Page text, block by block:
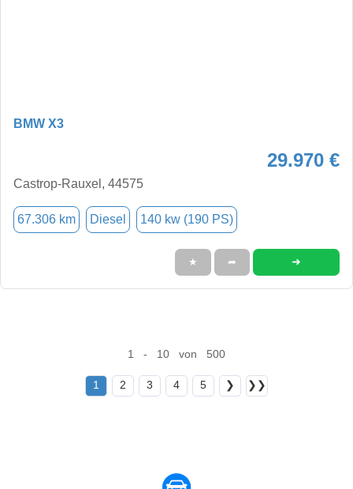
BMW X3
29.970 €
Castrop-Rauxel, 44575
67.306 km Diesel 140 kw (190 PS)
★ ➦ ➜
1 - 10 von 500
1 2 3 4 5 ❯ ❯❯